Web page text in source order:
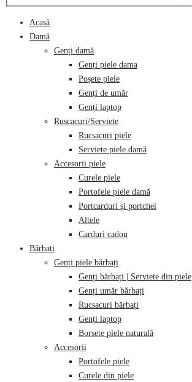
Acasă
Damă
Genți damă
Genți piele dama
Poșete piele
Genți de umăr
Genți laptop
Ruscacuri/Serviete
Rucsacuri piele
Serviete piele damă
Accesorii piele
Curele piele
Portofele piele damă
Portcarduri și portchei
Altele
Carduri cadou
Bărbați
Genți piele bărbați
Genți bărbați | Serviete din piele
Genți umăr bărbați
Rucsacuri bărbați
Genți laptop
Borsete piele naturală
Accesorii
Portofele piele
Curele din piele